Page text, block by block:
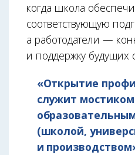
когда школа
соответствующую
а работодатели —
и поддержку будущих
«Открытие
служит
(школой,
и